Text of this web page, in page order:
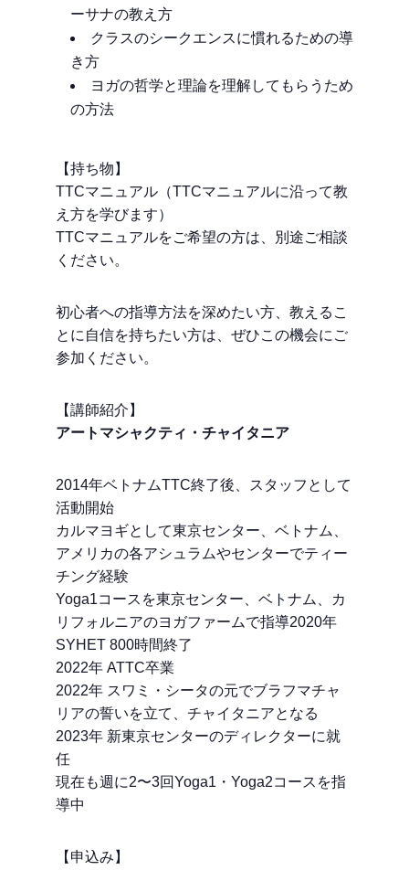
ーサナの教え方
クラスのシークエンスに慣れるための導
き方
ヨガの哲学と理論を理解してもらうため
の方法
【持ち物】
TTCマニュアル（TTCマニュアルに沿って教
え方を学びます）
TTCマニュアルをご希望の方は、別途ご相談
ください。
初心者への指導方法を深めたい方、教えるこ
とに自信を持ちたい方は、ぜひこの機会にご
参加ください。
【講師紹介】
アートマシャクティ・チャイタニア
2014年ベトナムTTC終了後、スタッフとして
活動開始
カルマヨギとして東京センター、ベトナム、
アメリカの各アシュラムやセンターでティー
チング経験
Yoga1コースを東京センター、ベトナム、カ
リフォルニアのヨガファームで指導2020年
SYHET 800時間終了
2022年 ATTC卒業
2022年 スワミ・シータの元でブラフマチャ
リアの誓いを立て、チャイタニアとなる
2023年 新東京センターのディレクターに就
任
現在も週に2〜3回Yoga1・Yoga2コースを指
導中
【申込み】